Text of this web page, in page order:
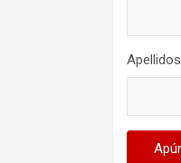
Apellidos